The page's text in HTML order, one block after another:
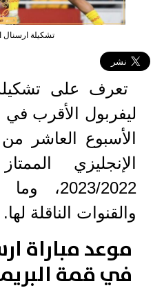
تشكيلة ارسنال
تعرف على
ليفربول الأقرب
الأسبوع العاشر
الإنجليزي
2023/
والقنوات الناقلة لها.
موعد مباراة
في قمة